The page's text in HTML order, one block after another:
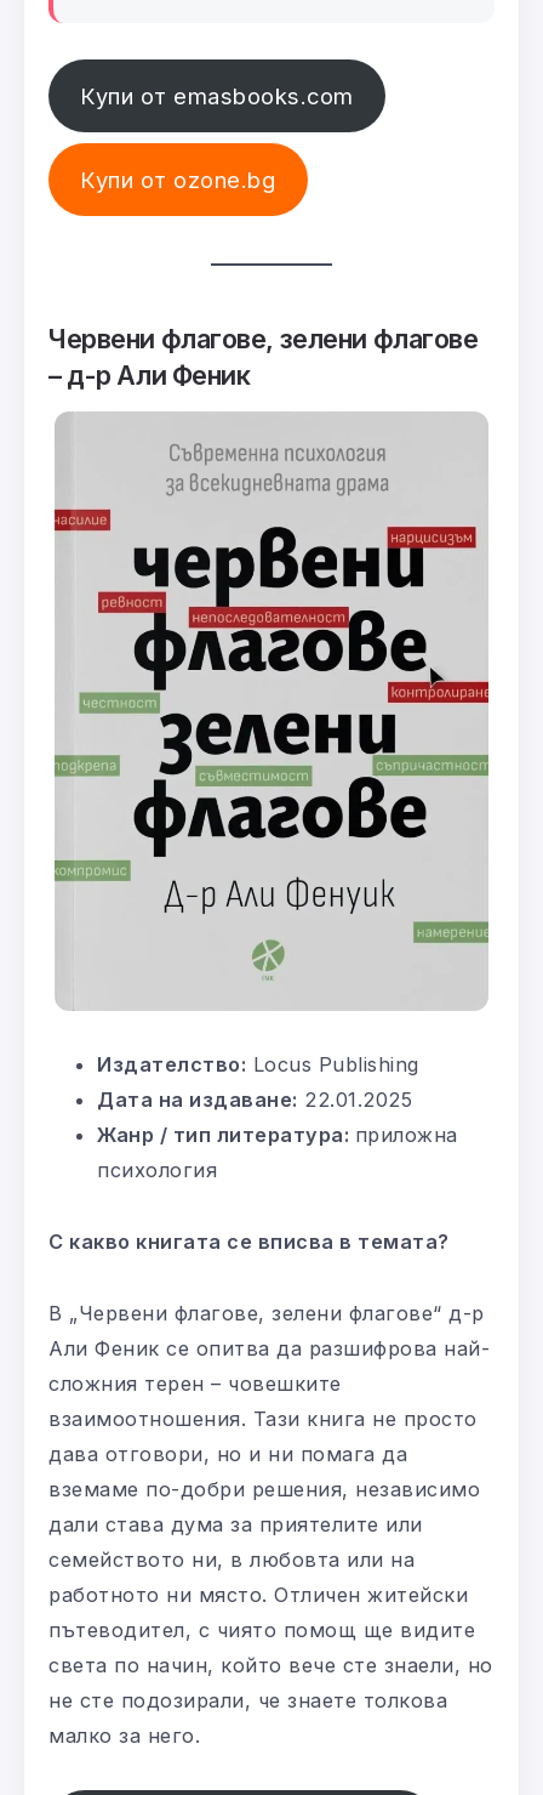
Купи от emasbooks.com
Купи от ozone.bg
Червени флагове, зелени флагове
–д-р Али Феник
Издателство: Locus Publishing
Дата на издаване: 22.01.2025
Жанр / тип литература: приложна
психология
С какво книгата се вписва в темата?
В „Червени флагове, зелени флагове“ д-р
Али Феник се опитва да разшифрова най-
сложния терен – човешките
взаимоотношения. Тази книга не просто
дава отговори, но и ни помага да
вземаме по-добри решения, независимо
дали става дума за приятелите или
семейството ни, в любовта или на
работното ни място. Отличен житейски
пътеводител, с чиято помощ ще видите
света по начин, който вече сте знаели, но
не сте подозирали, че знаете толкова
малко за него.